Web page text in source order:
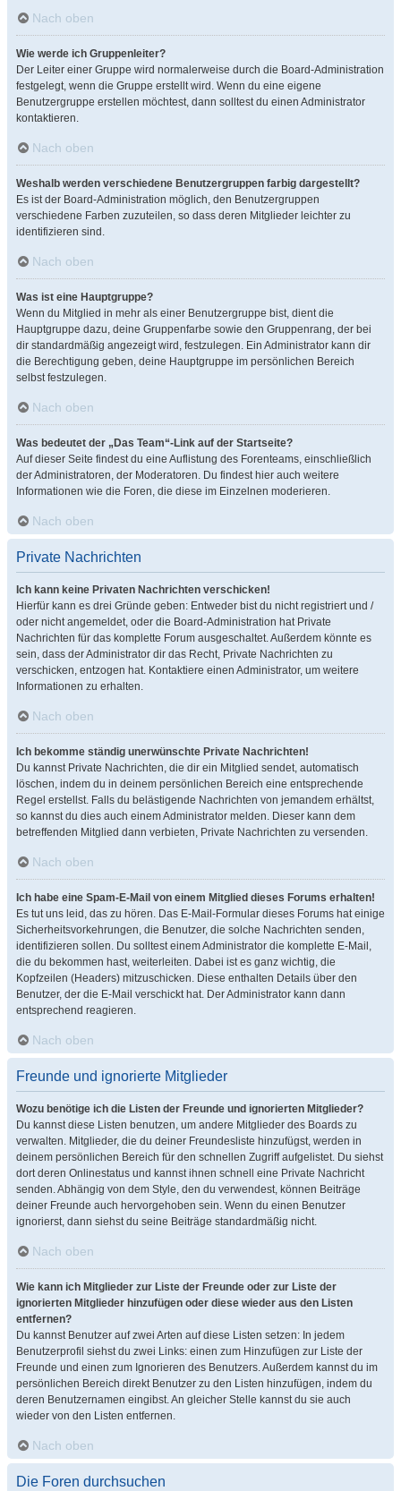
Nach oben
Wie werde ich Gruppenleiter?
Der Leiter einer Gruppe wird normalerweise durch die Board-Administration
festgelegt, wenn die Gruppe erstellt wird. Wenn du eine eigene
Benutzergruppe erstellen möchtest, dann solltest du einen Administrator
kontaktieren.
Nach oben
Weshalb werden verschiedene Benutzergruppen farbig dargestellt?
Es ist der Board-Administration möglich, den Benutzergruppen
verschiedene Farben zuzuteilen, so dass deren Mitglieder leichter zu
identifizieren sind.
Nach oben
Was ist eine Hauptgruppe?
Wenn du Mitglied in mehr als einer Benutzergruppe bist, dient die
Hauptgruppe dazu, deine Gruppenfarbe sowie den Gruppenrang, der bei
dir standardmäßig angezeigt wird, festzulegen. Ein Administrator kann dir
die Berechtigung geben, deine Hauptgruppe im persönlichen Bereich
selbst festzulegen.
Nach oben
Was bedeutet der „Das Team“-Link auf der Startseite?
Auf dieser Seite findest du eine Auflistung des Forenteams, einschließlich
der Administratoren, der Moderatoren. Du findest hier auch weitere
Informationen wie die Foren, die diese im Einzelnen moderieren.
Nach oben
Private Nachrichten
Ich kann keine Privaten Nachrichten verschicken!
Hierfür kann es drei Gründe geben: Entweder bist du nicht registriert und /
oder nicht angemeldet, oder die Board-Administration hat Private
Nachrichten für das komplette Forum ausgeschaltet. Außerdem könnte es
sein, dass der Administrator dir das Recht, Private Nachrichten zu
verschicken, entzogen hat. Kontaktiere einen Administrator, um weitere
Informationen zu erhalten.
Nach oben
Ich bekomme ständig unerwünschte Private Nachrichten!
Du kannst Private Nachrichten, die dir ein Mitglied sendet, automatisch
löschen, indem du in deinem persönlichen Bereich eine entsprechende
Regel erstellst. Falls du belästigende Nachrichten von jemandem erhältst,
so kannst du dies auch einem Administrator melden. Dieser kann dem
betreffenden Mitglied dann verbieten, Private Nachrichten zu versenden.
Nach oben
Ich habe eine Spam-E-Mail von einem Mitglied dieses Forums erhalten!
Es tut uns leid, das zu hören. Das E-Mail-Formular dieses Forums hat einige
Sicherheitsvorkehrungen, die Benutzer, die solche Nachrichten senden,
identifizieren sollen. Du solltest einem Administrator die komplette E-Mail,
die du bekommen hast, weiterleiten. Dabei ist es ganz wichtig, die
Kopfzeilen (Headers) mitzuschicken. Diese enthalten Details über den
Benutzer, der die E-Mail verschickt hat. Der Administrator kann dann
entsprechend reagieren.
Nach oben
Freunde und ignorierte Mitglieder
Wozu benötige ich die Listen der Freunde und ignorierten Mitglieder?
Du kannst diese Listen benutzen, um andere Mitglieder des Boards zu
verwalten. Mitglieder, die du deiner Freundesliste hinzufügst, werden in
deinem persönlichen Bereich für den schnellen Zugriff aufgelistet. Du siehst
dort deren Onlinestatus und kannst ihnen schnell eine Private Nachricht
senden. Abhängig von dem Style, den du verwendest, können Beiträge
deiner Freunde auch hervorgehoben sein. Wenn du einen Benutzer
ignorierst, dann siehst du seine Beiträge standardmäßig nicht.
Nach oben
Wie kann ich Mitglieder zur Liste der Freunde oder zur Liste der
ignorierten Mitglieder hinzufügen oder diese wieder aus den Listen
entfernen?
Du kannst Benutzer auf zwei Arten auf diese Listen setzen: In jedem
Benutzerprofil siehst du zwei Links: einen zum Hinzufügen zur Liste der
Freunde und einen zum Ignorieren des Benutzers. Außerdem kannst du im
persönlichen Bereich direkt Benutzer zu den Listen hinzufügen, indem du
deren Benutzernamen eingibst. An gleicher Stelle kannst du sie auch
wieder von den Listen entfernen.
Nach oben
Die Foren durchsuchen